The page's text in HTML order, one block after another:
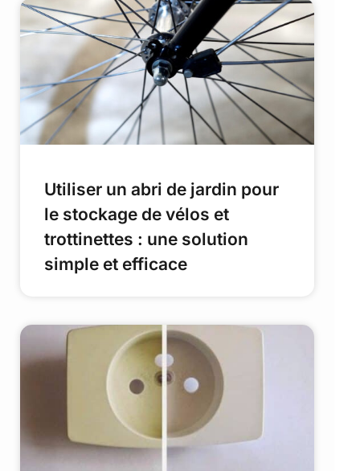
Utiliser un abri de jardin pour
le stockage de vélos et
trottinettes : une solution
simple et efficace